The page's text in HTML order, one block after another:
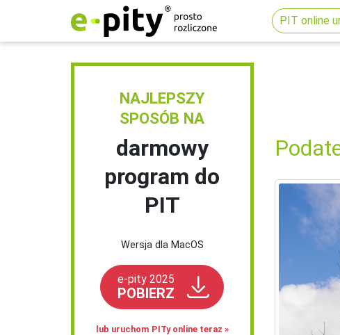
PIT online
NAJLEPSZY
SPOSÓB NA
darmowy
program do
PIT
Wersja dla MacOS
e-pity 2025
POBIERZ
lub uruchom PITy online teraz »